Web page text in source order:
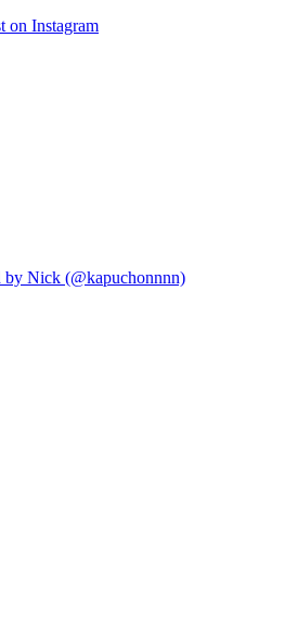
on Instagram
by Nick (@kapuchonnnn)